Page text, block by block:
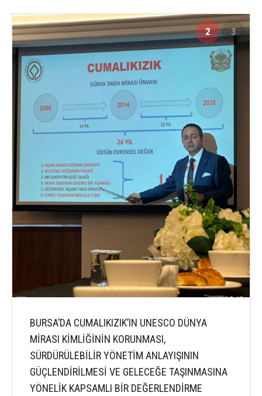
2 3
BURSA’DA CUMALIKIZIK’IN UNESCO DÜNYA
MİRASI KİMLİĞİNİN KORUNMASI,
SÜRDÜRÜLEBİLİR YÖNETİM ANLAYIŞININ
GÜÇLENDİRİLMESİ VE GELECEĞE TAŞINMASINA
YÖNELİK KAPSAMLI BİR DEĞERLENDİRME